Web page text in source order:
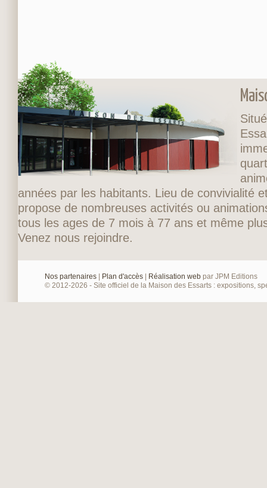
années par les habitants. Lieu de convivialité
propose de nombreuses activités ou
tous les ages de 7 mois à 77 ans et même
Venez nous rejoindre.
Nos partenaires | Plan d'accès | Réalisation web par JPM Editions
© 2012-2026 - Site officiel de la Maison des Essarts : expositions,